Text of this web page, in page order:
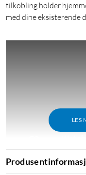
tilkobling holder
med dine eksisterende
LES